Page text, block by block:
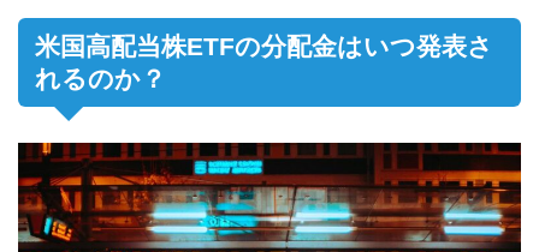
米国高配当株ETFの分配金はいつ発表さ
れるのか？